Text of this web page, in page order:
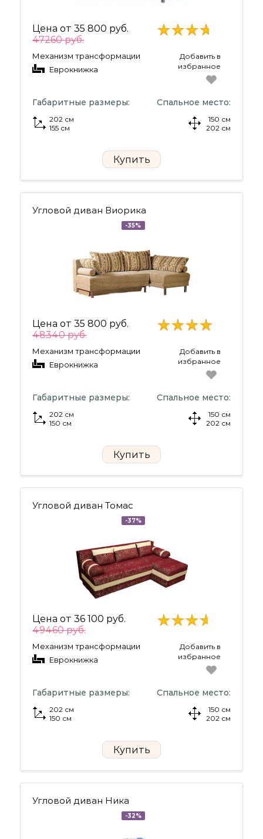
Цена от 35 800 руб.
47260 руб.
Механизм трансформации
Еврокнижка
Добавить в
избранное
Габаритные размеры:
202 см
155 см
Спальное место:
150 см
202 см
Купить
Угловой диван Виорика
-35%
Цена от 35 800 руб.
48340 руб.
Механизм трансформации
Еврокнижка
Добавить в
избранное
Габаритные размеры:
202 см
150 см
Спальное место:
150 см
202 см
Купить
Угловой диван Томас
-37%
Цена от 36 100 руб.
49460 руб.
Механизм трансформации
Еврокнижка
Добавить в
избранное
Габаритные размеры:
202 см
150 см
Спальное место:
150 см
202 см
Купить
Угловой диван Ника
-32%